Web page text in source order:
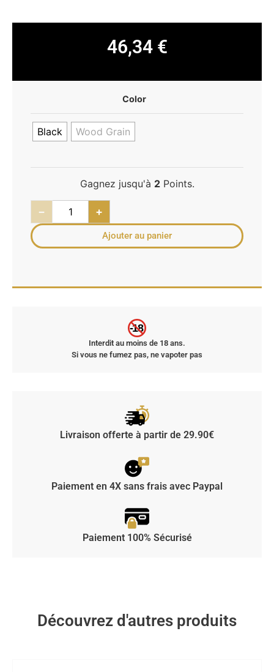
46,34 €
Color
Black Wood Grain
Gagnez jusqu'à 2Points.
− +
Ajouter au panier
-18
Interdit au moins de 18 ans.
Si vous ne fumez pas, ne vapoter pas
Livraison offerte à partir de 29.90€
Paiement en 4X sans frais avec Paypal
Paiement 100% Sécurisé
Découvrez d'autres produits